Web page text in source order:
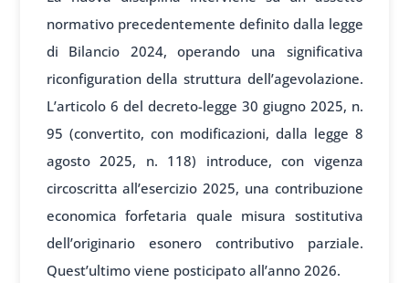
normativo precedentemente definito dalla legge
di Bilancio 2024, operando una significativa
riconfiguration della struttura dell’agevolazione.
L’articolo 6 del decreto-legge 30 giugno 2025, n.
95 (convertito, con modificazioni, dalla legge 8
agosto 2025, n. 118) introduce, con vigenza
circoscritta all’esercizio 2025, una contribuzione
economica forfetaria quale misura sostitutiva
dell’originario esonero contributivo parziale.
Quest’ultimo viene posticipato all’anno 2026.